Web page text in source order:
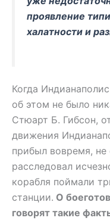
проявление
халатности и
Когда
об этом не было
Стюарт Б. Гибсон,
движения
прибыл вовремя,
расследовал
корабля поймали
станции. О
говорят такие